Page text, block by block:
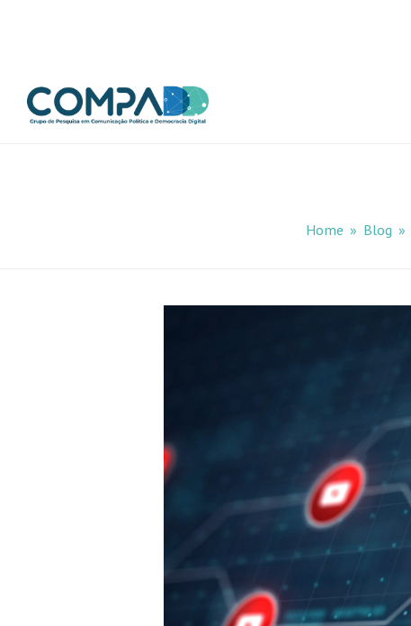
Home » Blog »